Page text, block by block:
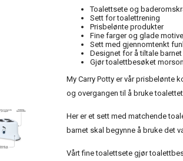
Toalettsete og
Sett for toalettrening
Prisbelønte produkter
Fine farger og glade
Sett med gjennomtenkt
Designet for å tiltale barnet
Gjør toalettbesøket
My Carry Potty er vår prisbelønte
og overgangen til å bruke
Her er et sett med matchende
barnet skal begynne å bruke det
Vårt fine toalettsete gjør